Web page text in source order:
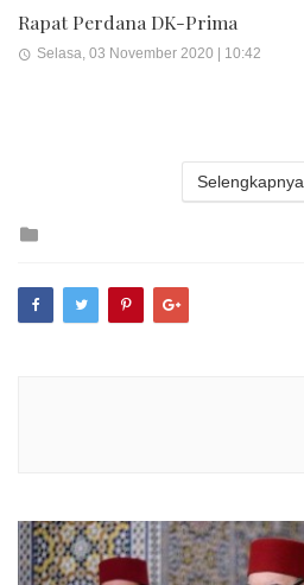
Rapat Perdana DK-Prima
Selasa, 03 November 2020 | 10:42
Selengkapnya